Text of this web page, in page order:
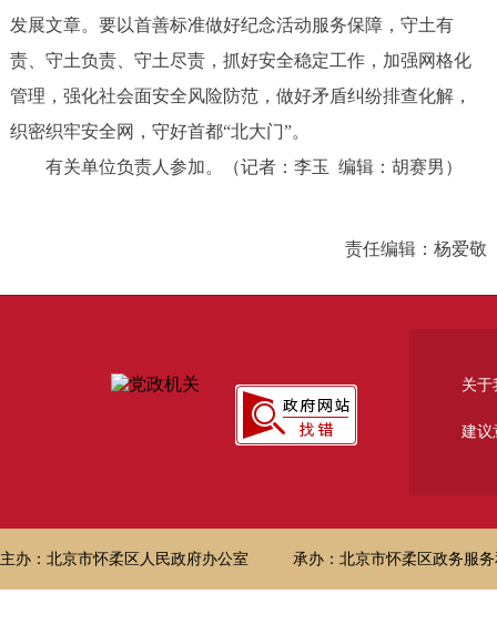
发展文章。要以首善标准做好纪念活动服务保障，守土有
责、守土负责、守土尽责，抓好安全稳定工作，加强网格化
管理，强化社会面安全风险防范，做好矛盾纠纷排查化解，
织密织牢安全网，守好首都“北大门”。
有关单位负责人参加。（记者：李玉 编辑：胡赛男）
责任编辑：杨爱敬
关于
建议
主办：北京市怀柔区人民政府办公室 承办：北京市怀柔区政务服